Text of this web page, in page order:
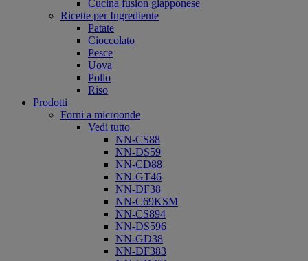
Cucina fusion giapponese
Ricette per Ingrediente
Patate
Cioccolato
Pesce
Uova
Pollo
Riso
Prodotti
Forni a microonde
Vedi tutto
NN-CS88
NN-DS59
NN-CD88
NN-GT46
NN-DF38
NN-C69KSM
NN-CS894
NN-DS596
NN-GD38
NN-DF383